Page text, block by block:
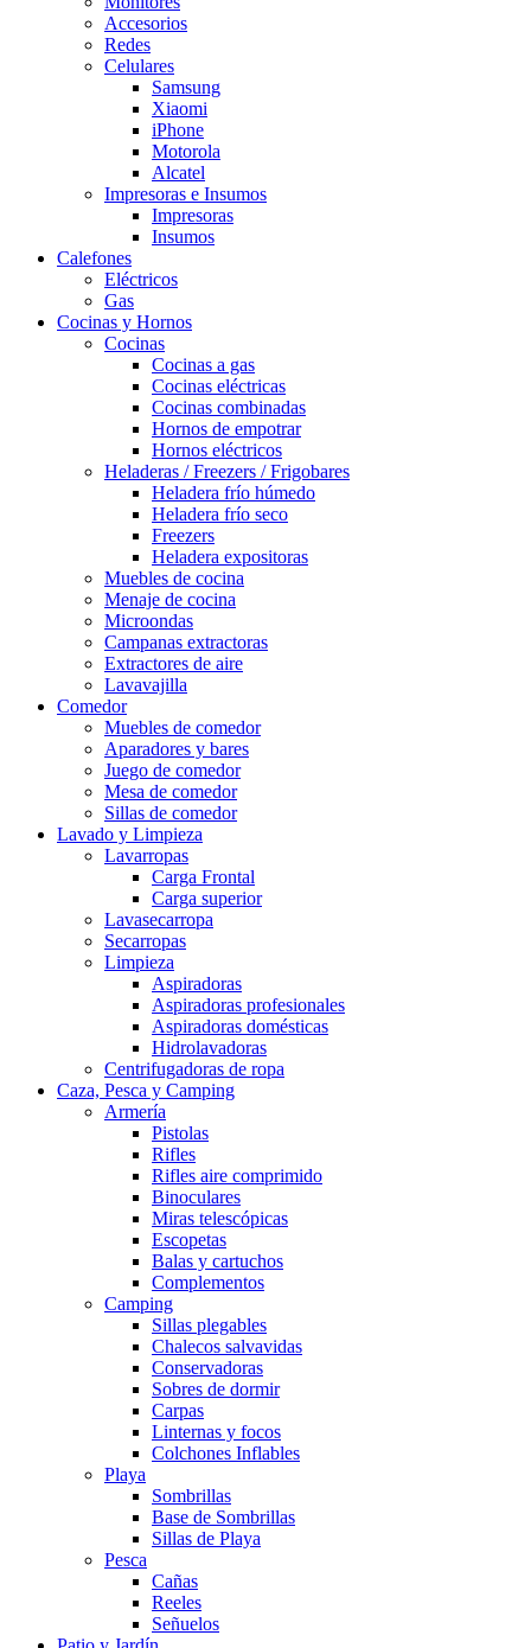
Accesorios
Redes
Celulares
Samsung
Xiaomi
iPhone
Motorola
Alcatel
Impresoras e Insumos
Impresoras
Insumos
Calefones
Eléctricos
Gas
Cocinas y Hornos
Cocinas
Cocinas a gas
Cocinas eléctricas
Cocinas combinadas
Hornos de empotrar
Hornos eléctricos
Heladeras / Freezers / Frigobares
Heladera frío húmedo
Heladera frío seco
Freezers
Heladera expositoras
Muebles de cocina
Menaje de cocina
Microondas
Campanas extractoras
Extractores de aire
Lavavajilla
Comedor
Muebles de comedor
Aparadores y bares
Juego de comedor
Mesa de comedor
Sillas de comedor
Lavado y Limpieza
Lavarropas
Carga Frontal
Carga superior
Lavasecarropa
Secarropas
Limpieza
Aspiradoras
Aspiradoras profesionales
Aspiradoras domésticas
Hidrolavadoras
Centrifugadoras de ropa
Caza, Pesca y Camping
Armería
Pistolas
Rifles
Rifles aire comprimido
Binoculares
Miras telescópicas
Escopetas
Balas y cartuchos
Complementos
Camping
Sillas plegables
Chalecos salvavidas
Conservadoras
Sobres de dormir
Carpas
Linternas y focos
Colchones Inflables
Playa
Sombrillas
Base de Sombrillas
Sillas de Playa
Pesca
Cañas
Reeles
Señuelos